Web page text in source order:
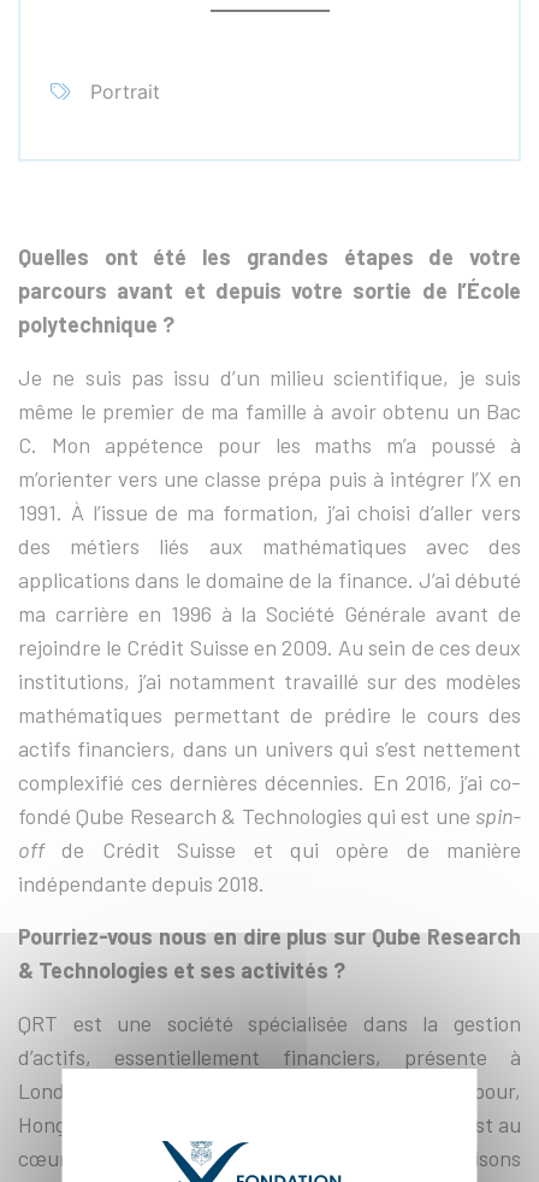
Portrait
Quelles ont été les grandes étapes de votre
parcours avant et depuis votre sortie de l’École
polytechnique ?
Je ne suis pas issu d’un milieu scientifique, je suis
même le premier de ma famille à avoir obtenu un Bac
C. Mon appétence pour les maths m’a poussé à
m’orienter vers une classe prépa puis à intégrer l’X en
1991. À l’issue de ma formation, j’ai choisi d’aller vers
des métiers liés aux mathématiques avec des
applications dans le domaine de la finance. J’ai débuté
ma carrière en 1996 à la Société Générale avant de
rejoindre le Crédit Suisse en 2009. Au sein de ces deux
institutions, j’ai notamment travaillé sur des modèles
mathématiques permettant de prédire le cours des
actifs financiers, dans un univers qui s’est nettement
complexifié ces dernières décennies. En 2016, j’ai co-
fondé Qube Research & Technologies qui est une spin-
offde Crédit Suisse et qui opère de manière
indépendante depuis 2018.
Pourriez-vous nous en dire plus sur Qube Research
& Technologies et ses activités ?
QRT est une société spécialisée dans la gestion
d’actifs, essentiellement financiers, présente à
Londres, Paris, Zurich, Dubaï, Mumbai, Singapour,
Hong Kong et Shanghai. La gestion quantitative est au
cœur de notre métier. Nous développons et utilisons